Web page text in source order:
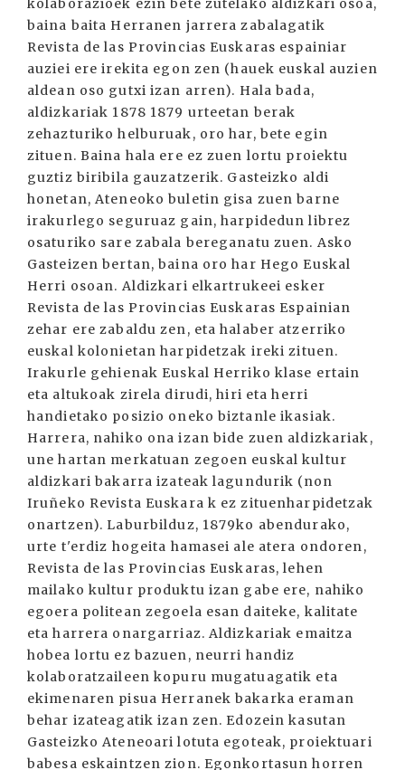
kolaborazioek ezin bete zutelako aldizkari osoa,
baina baita Herranen jarrera zabalagatik
Revista de las Provincias Euskaras espainiar
auziei ere irekita egon zen (hauek euskal auzien
aldean oso gutxi izan arren). Hala bada,
aldizkariak 1878 1879 urteetan berak
zehazturiko helburuak, oro har, bete egin
zituen. Baina hala ere ez zuen lortu proiektu
guztiz biribila gauzatzerik. Gasteizko aldi
honetan, Ateneoko buletin gisa zuen barne
irakurlego seguruaz gain, harpidedun librez
osaturiko sare zabala bereganatu zuen. Asko
Gasteizen bertan, baina oro har Hego Euskal
Herri osoan. Aldizkari elkartrukeei esker
Revista de las Provincias Euskaras Espainian
zehar ere zabaldu zen, eta halaber atzerriko
euskal kolonietan harpidetzak ireki zituen.
Irakurle gehienak Euskal Herriko klase ertain
eta altukoak zirela dirudi, hiri eta herri
handietako posizio oneko biztanle ikasiak.
Harrera, nahiko ona izan bide zuen aldizkariak,
une hartan merkatuan zegoen euskal kultur
aldizkari bakarra izateak lagundurik (non
Iruñeko Revista Euskara k ez zituenharpidetzak
onartzen). Laburbilduz, 1879ko abendurako,
urte t'erdiz hogeita hamasei ale atera ondoren,
Revista de las Provincias Euskaras, lehen
mailako kultur produktu izan gabe ere, nahiko
egoera politean zegoela esan daiteke, kalitate
eta harrera onargarriaz. Aldizkariak emaitza
hobea lortu ez bazuen, neurri handiz
kolaboratzaileen kopuru mugatuagatik eta
ekimenaren pisua Herranek bakarka eraman
behar izateagatik izan zen. Edozein kasutan
Gasteizko Ateneoari lotuta egoteak, proiektuari
babesa eskaintzen zion. Egonkortasun horren